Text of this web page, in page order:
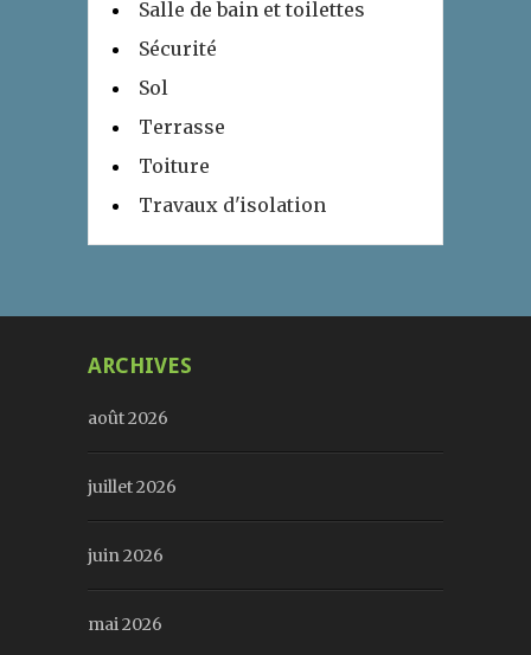
Salle de bain et toilettes
Sécurité
Sol
Terrasse
Toiture
Travaux d'isolation
ARCHIVES
août 2026
juillet 2026
juin 2026
mai 2026